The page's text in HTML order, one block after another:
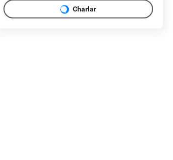
Charlar